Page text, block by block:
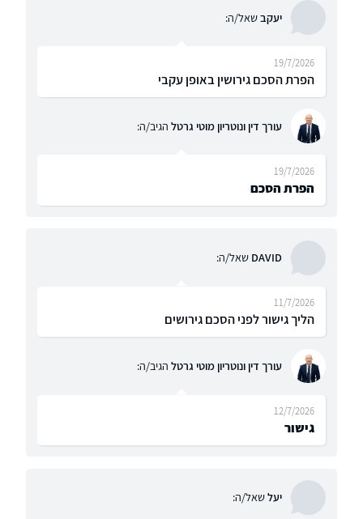
יעקבשאל/ה:
הפרת הסכם גירושין באופן עקבי
19/7/2026
עורך דין ונוטריון מוטי גרטל הגיב/ה:
הפרת הסכם
19/7/2026
DAVID שאל/ה:
הליך גישור לפני הסכם גירושים
11/7/2026
עורך דין ונוטריון מוטי גרטל הגיב/ה:
גישור
12/7/2026
יעלשאל/ה: